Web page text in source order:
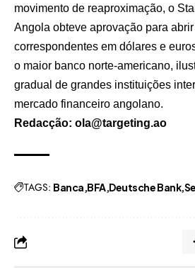
movimento de reaproximação, o
Angola obteve aprovação para
correspondentes em dólares e
o maior banco norte-americano,
gradual de grandes instituições
mercado financeiro angolano.
Redacção: ola@targeting.ao
TAGS: Banca BFA Deutsche Bank